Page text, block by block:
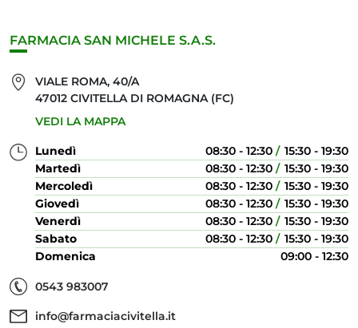
FARMACIA SAN MICHELE S.A.S.
VIALE ROMA, 40/A
47012 CIVITELLA DI ROMAGNA (FC)
VEDI LA MAPPA
Lunedì 08:30 - 12:30
15:30 - 19:30
Martedì
08:30 - 12:30
15:30 - 19:30
Mercoledì
08:30 - 12:30
15:30 - 19:30
Giovedì
08:30 - 12:30
15:30 - 19:30
Venerdì
08:30 - 12:30
15:30 - 19:30
Sabato
08:30 - 12:30
15:30 - 19:30
Domenica
09:00 - 12:30
0543 983007
info@farmaciacivitella.it